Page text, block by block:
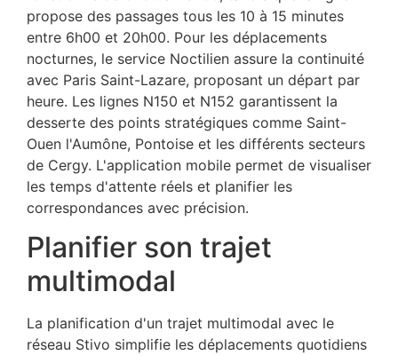
propose des passages tous les 10 à 15 minutes
entre 6h00 et 20h00. Pour les déplacements
nocturnes, le service Noctilien assure la continuité
avec Paris Saint-Lazare, proposant un départ par
heure. Les lignes N150 et N152 garantissent la
desserte des points stratégiques comme Saint-
Ouen l'Aumône, Pontoise et les différents secteurs
de Cergy. L'application mobile permet de visualiser
les temps d'attente réels et planifier les
correspondances avec précision.
Planifier son trajet
multimodal
La planification d'un trajet multimodal avec le
réseau Stivo simplifie les déplacements quotidiens